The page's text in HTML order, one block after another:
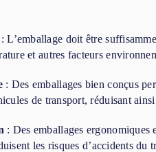
: L’emballage doit être
et autres facteurs
: Des emballages bien conçus
de transport, réduisant
: Des emballages
les risques d’accidents du